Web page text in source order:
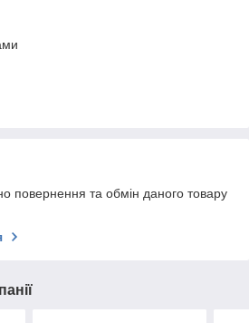
повернення та обмін даного товару